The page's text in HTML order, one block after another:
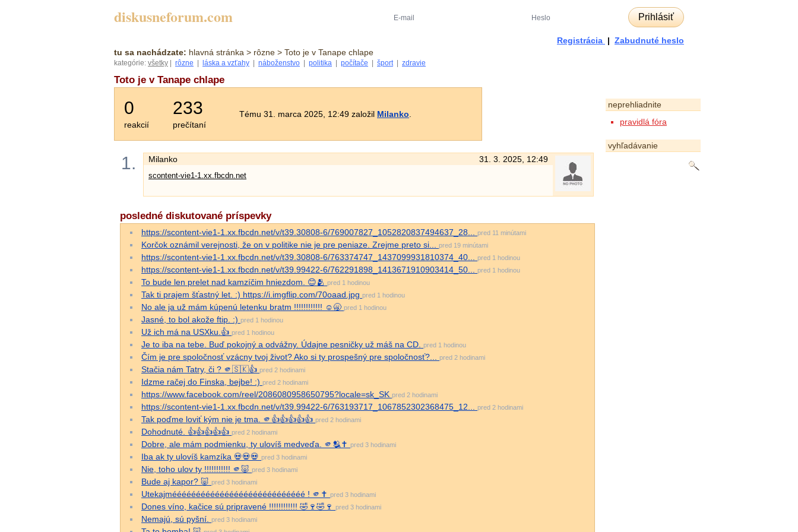
diskusneforum.com Prihlásiť
Registrácia | Zabudnuté heslo
tu sa nachádzate: hlavná stránka > rôzne > Toto je v Tanape chlape
kategórie: všetky rôzne láska a vzťahy náboženstvo politika počítače šport| zdravie
neprehliadnite
pravidlá fóra
vyhľadávanie
Toto je v Tanape chlape
0
reakcií
233
prečítaní
Tému 31. marca 2025, 12:49 založil Milanko
1. Milanko 31. 3. 2025, 12:49
scontent-vie1-1.xx.fbcdn.net
posledné diskutované príspevky
https://scontent-vie1-1.xx.fbcdn.net/v/t39.30808-6/769007827_1052820837494637_28... pred 11 minútami
Korčok oznámil verejnosti, že on v politike nie je pre peniaze. Zrejme preto si... pred 19 minútami
https://scontent-vie1-1.xx.fbcdn.net/v/t39.30808-6/763374747_1437099931810374_40... pred 1 hodinou
https://scontent-vie1-1.xx.fbcdn.net/v/t39.99422-6/762291898_1413671910903414_50... pred 1 hodinou
To bude len prelet nad kamzíčim hniezdom. 😊🫂 pred 1 hodinou
Tak ti prajem šťastný let. :) https://i.imgflip.com/70oaad.jpg pred 1 hodinou
No ale ja už mám kúpenú letenku bratm !!!!!!!!!!!! ☺️🥱 pred 1 hodinou
Jasné, to bol akože ftip. :) pred 1 hodinou
Už ich má na USXku.👍 pred 1 hodinou
Je to iba na tebe. Buď pokojný a odvážny. Údajne pesničky už máš na CD. pred 1 hodinou
Čím je pre spoločnosť vzácny tvoj život? Ako si ty prospešný pre spoločnosť?... pred 2 hodinami
Stačia nám Tatry, či ? 🫵🇸🇰👍 pred 2 hodinami
Idzme račej do Finska, bejbe! :) pred 2 hodinami
https://www.facebook.com/reel/2086080958650795?locale=sk_SK pred 2 hodinami
https://scontent-vie1-1.xx.fbcdn.net/v/t39.99422-6/763193717_1067852302368475_12... pred 2 hodinami
Tak poďme loviť kým nie je tma. 🫵👍👍👍👍👍 pred 2 hodinami
Dohodnuté. 👍👍👍👍👍 pred 2 hodinami
Dobre, ale mám podmienku, ty ulovíš medveďa. 🫵🫂✝️ pred 3 hodinami
Iba ak ty ulovíš kamzíka 💀💀💀 pred 3 hodinami
Nie, toho ulov ty !!!!!!!!!!! 🫵🐷 pred 3 hodinami
Bude aj kapor? 🐷 pred 3 hodinami
Utekajméééééééééééééééééééééééééééé ! 🫵✝️ pred 3 hodinami
Dones víno, kačice sú pripravené !!!!!!!!!!!! 🤣🍷🤣🍷 pred 3 hodinami
Nemajú, sú pyšní. pred 3 hodinami